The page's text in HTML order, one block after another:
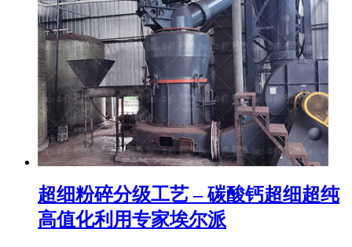
超细粉碎分级工艺 – 碳酸钙超细超纯
高值化利用专家埃尔派